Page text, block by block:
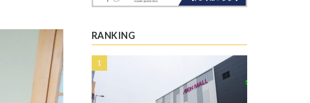
RANKING